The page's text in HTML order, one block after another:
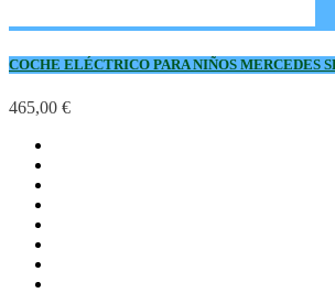
COCHE ELÉCTRICO PARA NIÑOS MERCEDES
465,00 €